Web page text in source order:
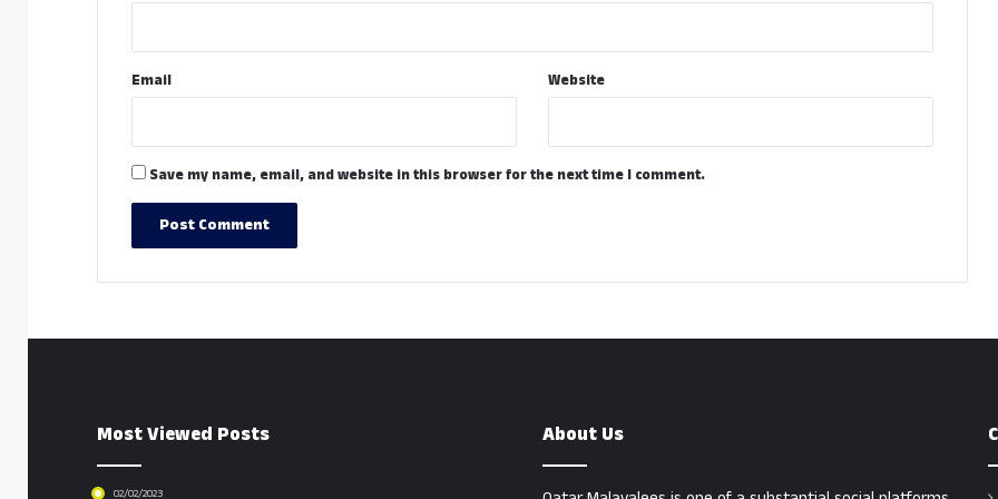
Email Website
Save my name, email, and website in this browser for the next time I comment.
Most Viewed Posts
02/02/2023
About Us